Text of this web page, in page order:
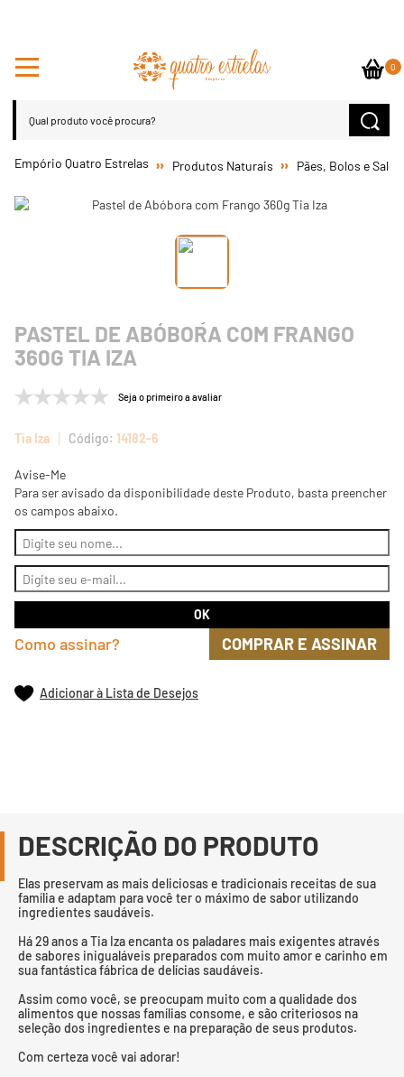
0
Produtos Naturais Pães, Bolos e
PASTEL DE ABÓBORA COM FRANGO
360G TIA IZA
Seja o primeiro a avaliar
Tia Iza 14182-6
Avise-Me
Para ser avisado da disponibilidade deste Produto, basta preencher
os campos abaixo.
Como assinar? COMPRAR E ASSINAR
Adicionar à Lista de Desejos
DESCRIÇÃO DO PRODUTO
Elas preservam as mais deliciosas e tradicionais receitas de sua
família e adaptam para você ter o máximo de sabor utilizando
ingredientes saudáveis.
Há 29 anos a Tia Iza encanta os paladares mais exigentes através
de sabores inigualáveis preparados com muito amor e carinho em
sua fantástica fábrica de delícias saudáveis.
Assim como você, se preocupam muito com a qualidade dos
alimentos que nossas famílias consome, e são criteriosos na
seleção dos ingredientes e na preparação de seus produtos.
Com certeza você vai adorar!